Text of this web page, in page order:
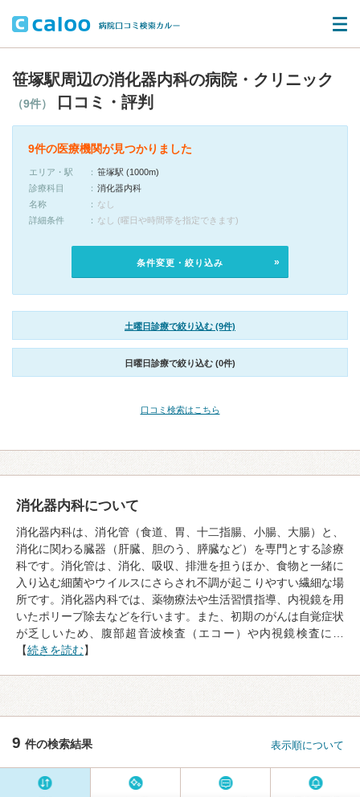
笹塚駅周辺の消化器内科の病院・クリニック
（9件） 口コミ・評判
9件の医療機関が見つかりました
エリア・駅
笹塚駅 (1000m)
診療科目
消化器内科
名称
なし
詳細条件
なし (曜日や時間帯を指定できます)
条件変更・絞り込み
土曜日診療で絞り込む (9件)
日曜日診療で絞り込む (0件)
口コミ検索はこちら
消化器内科について
消化器内科は、消化管（食道、胃、十二指腸、小腸、大腸）と、
消化に関わる臓器（肝臓、胆のう、膵臓など）を専門とする診療
科です。消化管は、消化、吸収、排泄を担うほか、食物と一緒に
入り込む細菌やウイルスにさらされ不調が起こりやすい繊細な場
所です。消化器内科では、薬物療法や生活習慣指導、内視鏡を用
いたポリープ除去などを行います。また、初期のがんは自覚症状
が乏しいため、腹部超音波検査（エコー）や内視鏡検査に…
【続きを読む】
9 件の検索結果 表示順について